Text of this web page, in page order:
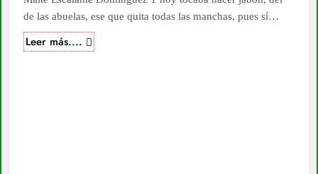
de las abuelas, ese que quita todas las manchas, pues sí…
Leer más....